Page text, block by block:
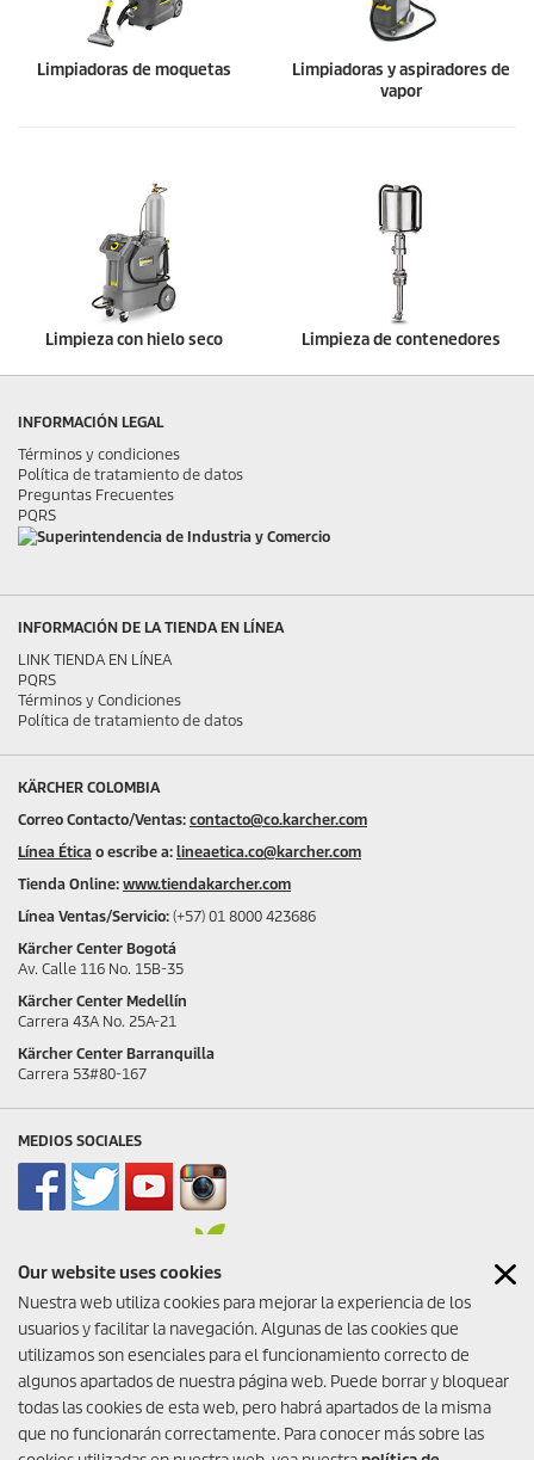
Our website uses cookies
Nuestra web utiliza cookies para mejorar la experiencia de los
usuarios y facilitar la navegación. Algunas de las cookies que
utilizamos son esenciales para el funcionamiento correcto de
algunos apartados de nuestra página web. Puede borrar y bloquear
todas las cookies de esta web, pero habrá apartados de la misma
que no funcionarán correctamente. Para conocer más sobre las
Limpiadoras de moquetas
Limpiadoras y aspiradores de
vapor
Limpieza con hielo seco Limpieza de contenedores
INFORMACIÓN LEGAL
Términos y condiciones
Política de tratamiento de datos
Preguntas Frecuentes
PQRS
INFORMACIÓN DE LA TIENDA EN LÍNEA
LINK TIENDA EN LÍNEA
PQRS
Términos y Condiciones
Política de tratamiento de datos
KÄRCHER COLOMBIA
Correo Contacto/Ventas: contacto@co.karcher.com
Línea Ética o escribe a: lineaetica.co@karcher.com
Tienda Online: www.tiendakarcher.com
Línea Ventas/Servicio: (+57) 01 8000 423686
Kärcher Center Bogotá
Av. Calle 116 No. 15B-35
Kärcher Center Medellín
Carrera 43A No. 25A-21
Kärcher Center Barranquilla
Carrera 53#80-167
MEDIOS SOCIALES